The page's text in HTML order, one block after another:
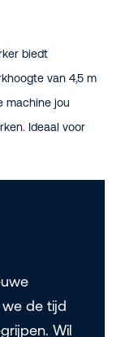
biedt
van 4,5 m
machine jou
Ideaal voor
de tijd
Wil